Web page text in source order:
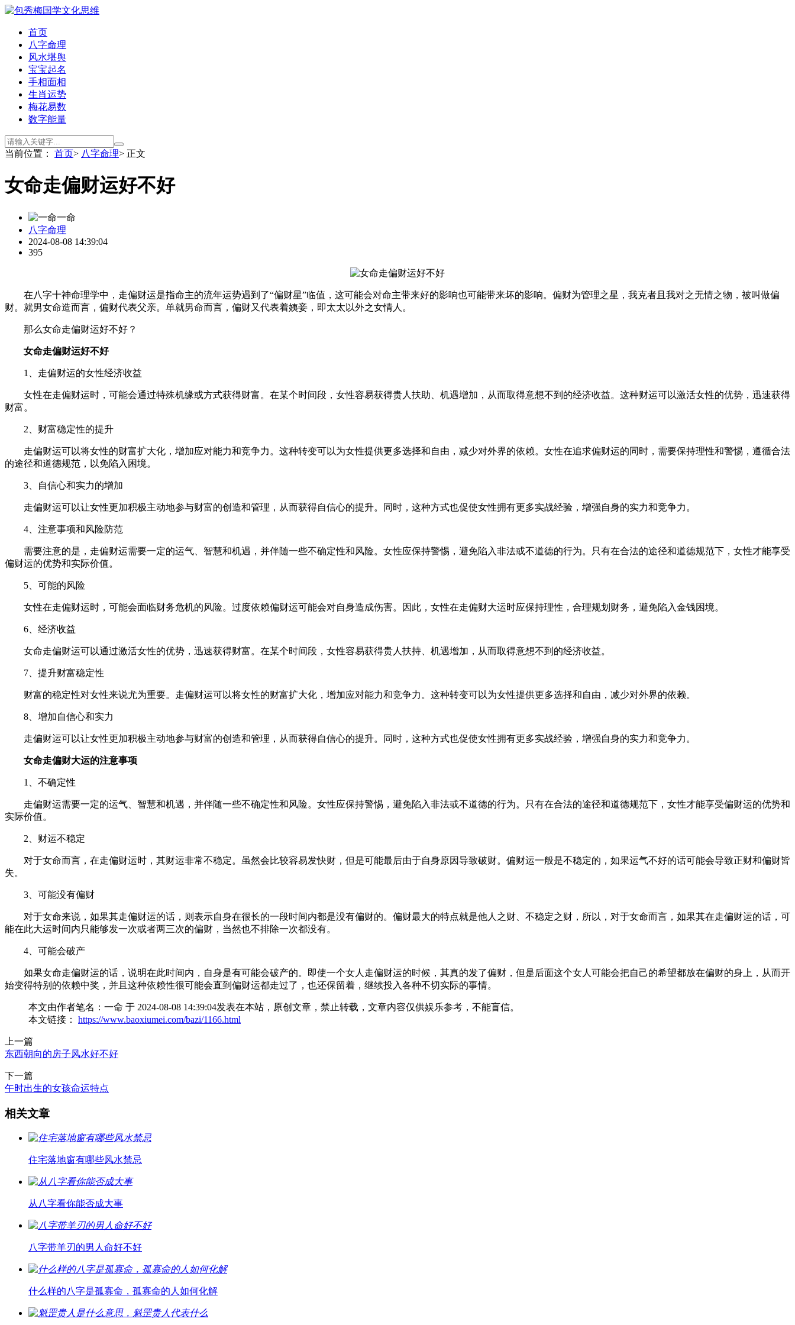
首页
八字命理
风水堪舆
宝宝起名
手相面相
生肖运势
梅花易数
数字能量
当前位置： 首页> 八字命理> 正文
女命走偏财运好不好
一命
八字命理
2024-08-08 14:39:04
395
在八字十神命理学中，走偏财运是指命主的流年运势遇到了“偏财星”临值，这可能会对命主带来好的影响也可能带来坏的影响。偏财为管理之星，我克者且我对之无情之物，被叫做偏
财。就男女命造而言，偏财代表父亲。单就男命而言，偏财又代表着姨妾，即太太以外之女情人。
那么女命走偏财运好不好？
女命走偏财运好不好
1、走偏财运的女性经济收益
女性在走偏财运时，可能会通过特殊机缘或方式获得财富。在某个时间段，女性容易获得贵人扶助、机遇增加，从而取得意想不到的经济收益。这种财运可以激活女性的优势，迅速获得
财富。
2、财富稳定性的提升
走偏财运可以将女性的财富扩大化，增加应对能力和竞争力。这种转变可以为女性提供更多选择和自由，减少对外界的依赖。女性在追求偏财运的同时，需要保持理性和警惕，遵循合法
的途径和道德规范，以免陷入困境。
3、自信心和实力的增加
走偏财运可以让女性更加积极主动地参与财富的创造和管理，从而获得自信心的提升。同时，这种方式也促使女性拥有更多实战经验，增强自身的实力和竞争力。
4、注意事项和风险防范
需要注意的是，走偏财运需要一定的运气、智慧和机遇，并伴随一些不确定性和风险。女性应保持警惕，避免陷入非法或不道德的行为。只有在合法的途径和道德规范下，女性才能享受
偏财运的优势和实际价值。
5、可能的风险
女性在走偏财运时，可能会面临财务危机的风险。过度依赖偏财运可能会对自身造成伤害。因此，女性在走偏财大运时应保持理性，合理规划财务，避免陷入金钱困境。
6、 经济收益
女命走偏财运可以通过激活女性的优势，迅速获得财富。在某个时间段，女性容易获得贵人扶持、机遇增加，从而取得意想不到的经济收益。
7、提升财富稳定性
财富的稳定性对女性来说尤为重要。走偏财运可以将女性的财富扩大化，增加应对能力和竞争力。这种转变可以为女性提供更多选择和自由，减少对外界的依赖。
8、增加自信心和实力
走偏财运可以让女性更加积极主动地参与财富的创造和管理，从而获得自信心的提升。同时，这种方式也促使女性拥有更多实战经验，增强自身的实力和竞争力。
女命走偏财大运的注意事项
1、不确定性
走偏财运需要一定的运气、智慧和机遇，并伴随一些不确定性和风险。女性应保持警惕，避免陷入非法或不道德的行为。只有在合法的途径和道德规范下，女性才能享受偏财运的优势和
实际价值。
2、财运不稳定
对于女命而言，在走偏财运时，其财运非常不稳定。虽然会比较容易发快财，但是可能最后由于自身原因导致破财。偏财运一般是不稳定的，如果运气不好的话可能会导致正财和偏财皆
失。
3、可能没有偏财
对于女命来说，如果其走偏财运的话，则表示自身在很长的一段时间内都是没有偏财的。偏财最大的特点就是他人之财、不稳定之财，所以，对于女命而言，如果其在走偏财运的话，可
能在此大运时间内只能够发一次或者两三次的偏财，当然也不排除一次都没有。
4、可能会破产
如果女命走偏财运的话，说明在此时间内，自身是有可能会破产的。即使一个女人走偏财运的时候，其真的发了偏财，但是后面这个女人可能会把自己的希望都放在偏财的身上，从而开
始变得特别的依赖中奖，并且这种依赖性很可能会直到偏财运都走过了，也还保留着，继续投入各种不切实际的事情。
本文由作者笔名：一命 于 2024-08-08 14:39:04发表在本站，原创文章，禁止转载，文章内容仅供娱乐参考，不能盲信。
本文链接： https://www.baoxiumei.com/bazi/1166.html
上一篇
东西朝向的房子风水好不好
下一篇
午时出生的女孩命运特点
相关文章
住宅落地窗有哪些风水禁忌
从八字看你能否成大事
八字带羊刃的男人命好不好
什么样的八字是孤寡命，孤寡命的人如何化解